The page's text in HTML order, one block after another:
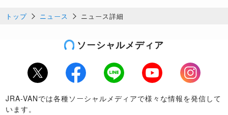
トップ ニュース ニュース詳細
ソーシャルメディア
Twitter Facebook LINE Youtube
Instagram
JRA-VANでは各種ソーシャルメディアで様々な情報を発信して
います。